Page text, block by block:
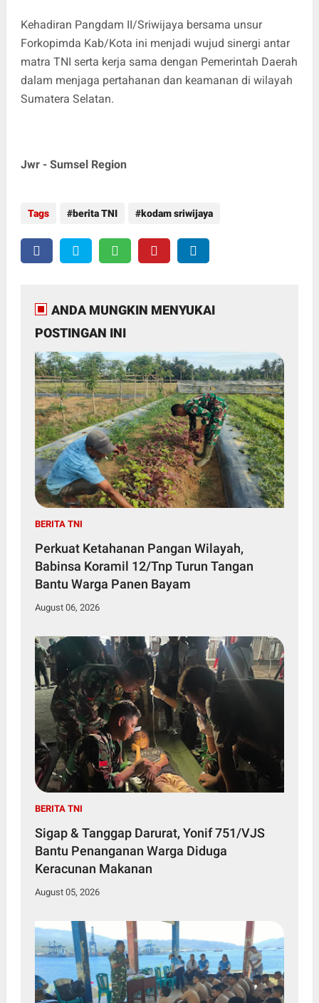
Kehadiran Pangdam II/Sriwijaya bersama unsur
Forkopimda Kab/Kota ini menjadi wujud sinergi antar
matra TNI serta kerja sama dengan Pemerintah Daerah
dalam menjaga pertahanan dan keamanan di wilayah
Sumatera Selatan.
Jwr - Sumsel Region
Tags berita TNI kodam sriwijaya
ANDA MUNGKIN MENYUKAI
POSTINGAN INI
BERITA TNI
Perkuat Ketahanan Pangan Wilayah,
Babinsa Koramil 12/Tnp Turun Tangan
Bantu Warga Panen Bayam
August 06, 2026
BERITA TNI
Sigap & Tanggap Darurat, Yonif 751/VJS
Bantu Penanganan Warga Diduga
Keracunan Makanan
August 05, 2026